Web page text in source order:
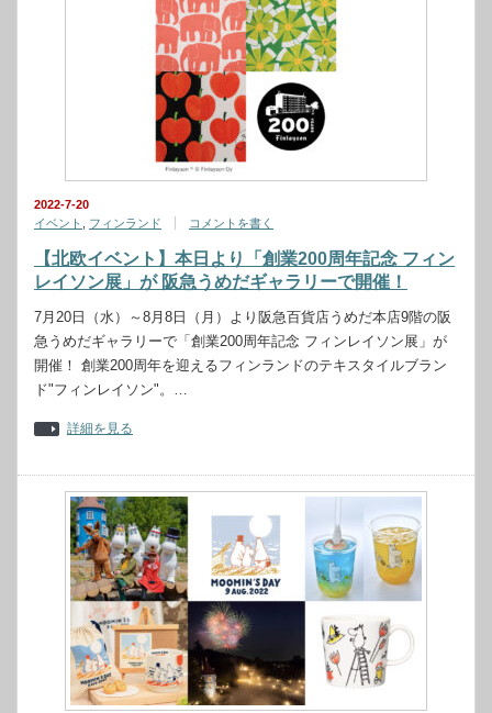
2022-7-20
イベント
フィンランド コメントを書く
【北欧イベント】本日より「創業200周年記念 フィン
レイソン展」が 阪急うめだギャラリーで開催！
7月20日（水）～8月8日（月）より阪急百貨店うめだ本店9階の阪
急うめだギャラリーで「創業200周年記念 フィンレイソン展」が
開催！ 創業200周年を迎えるフィンランドのテキスタイルブラン
ド"フィンレイソン"。…
詳細を見る